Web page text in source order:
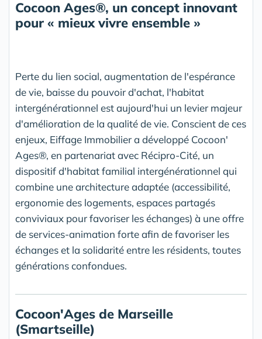
Cocoon Ages®, un concept innovant
pour « mieux vivre ensemble »
Perte du lien social, augmentation de l'espérance
de vie, baisse du pouvoir d'achat, l'habitat
intergénérationnel est aujourd'hui un levier majeur
d'amélioration de la qualité de vie. Conscient de ces
enjeux, Eiffage Immobilier a développé Cocoon'
Ages®, en partenariat avec Récipro-Cité, un
dispositif d'habitat familial intergénérationnel qui
combine une architecture adaptée (accessibilité,
ergonomie des logements, espaces partagés
conviviaux pour favoriser les échanges) à une offre
de services-animation forte afin de favoriser les
échanges et la solidarité entre les résidents, toutes
générations confondues.
Cocoon'Ages de Marseille
(Smartseille)